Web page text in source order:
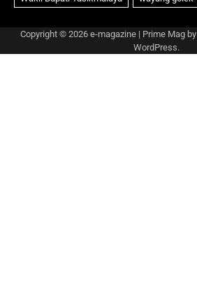
Copyright © 2026 e-magazine| Prime Mag by
WordPress.